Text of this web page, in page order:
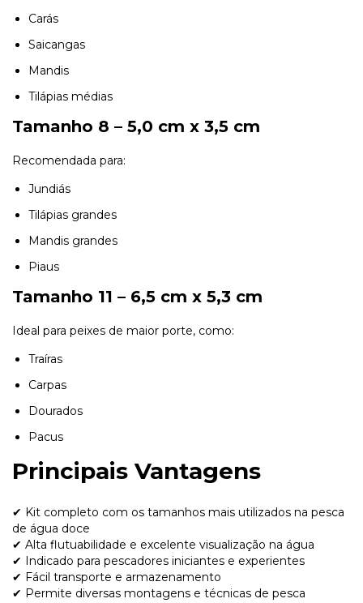
Carás
Saicangas
Mandis
Tilápias médias
Tamanho 8 – 5,0 cm x 3,5 cm
Recomendada para:
Jundiás
Tilápias grandes
Mandis grandes
Piaus
Tamanho 11 – 6,5 cm x 5,3 cm
Ideal para peixes de maior porte, como:
Traíras
Carpas
Dourados
Pacus
Principais Vantagens
✔ Kit completo com os tamanhos mais utilizados na pesca
de água doce
✔ Alta flutuabilidade e excelente visualização na água
✔ Indicado para pescadores iniciantes e experientes
✔ Fácil transporte e armazenamento
✔ Permite diversas montagens e técnicas de pesca